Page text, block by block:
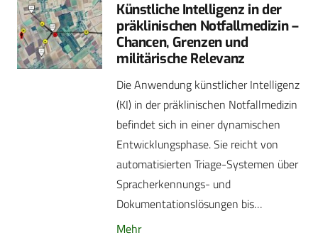
Künstliche Intelligenz in der
präklinischen Notfallmedizin –
Chancen, Grenzen und
militärische Relevanz
Die Anwendung künstlicher Intelligenz
(KI) in der präklinischen Notfallmedizin
befindet sich in einer dynamischen
Entwicklungsphase. Sie reicht von
automatisierten Triage-Systemen über
Spracherkennungs- und
Dokumentationslösungen bis…
Mehr